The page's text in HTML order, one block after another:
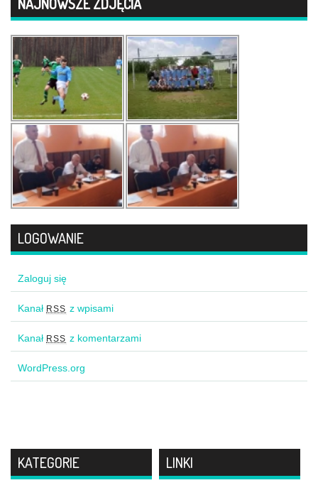
NAJNOWSZE ZDJĘCIA
LOGOWANIE
Zaloguj się
Kanał RSS z wpisami
Kanał RSS z komentarzami
WordPress.org
KATEGORIE LINKI